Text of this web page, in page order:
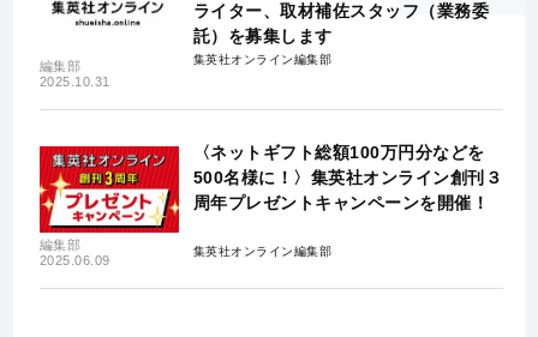
編集部
2025.10.31
ライター、取材補佐スタッフ（業務委
託）を募集します
集英社オンライン編集部
編集部
2025.06.09
〈ネットギフト総額100万円分などを
500名様に！〉集英社オンライン創刊３
周年プレゼントキャンペーンを開催！
集英社オンライン編集部